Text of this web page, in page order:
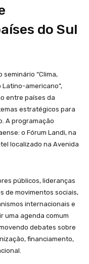
do Sul
seminário “Clima,
Latino-americano”,
entre países da
estratégicos para
A programação
o Fórum Landi, na
localizado na Avenida
públicos, lideranças
de movimentos sociais,
internacionais e
uma agenda comum
debates sobre
financiamento,